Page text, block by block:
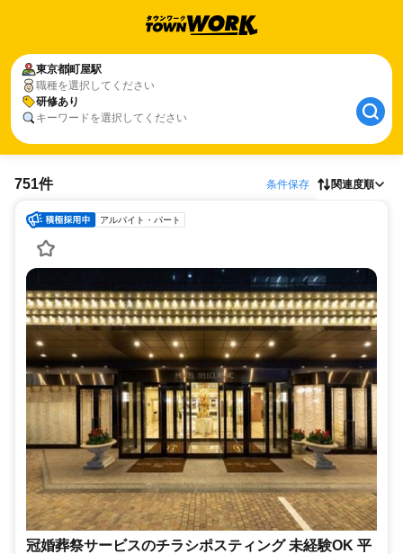
東京都町屋駅
職種を選択してください
研修あり
キーワードを選択してください
751件 条件保存 関連度順
アルバイト・パート
冠婚葬祭サービスのチラシポスティング 未経験OK 平